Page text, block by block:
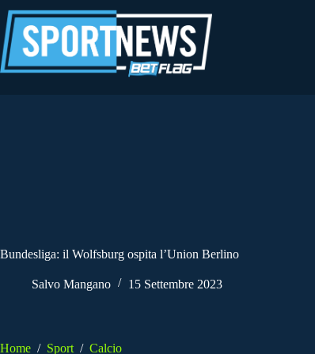
al
contenuto
Bundesliga: il Wolfsburg ospita l’Union Berlino
Salvo Mangano 15 Settembre 2023
Home / Sport / Calcio